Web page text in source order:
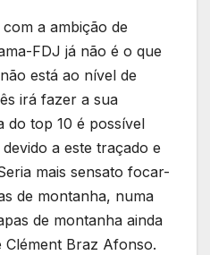
a ambição de
FDJ já não é o que
está ao nível de
irá fazer a sua
do top 10 é possível
a este traçado e
mais sensato focar-
de montanha, numa
de montanha ainda
Clément Braz Afonso.